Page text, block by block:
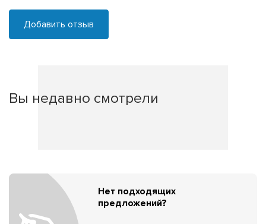
Добавить отзыв
Вы недавно смотрели
Нет подходящих
предложений?